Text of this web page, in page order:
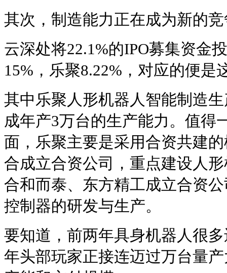
其次，制造能力正在成为新的
云深处将22.1%的IPO募集资金
15%，乐聚8.22%，对应的便是
其中乐聚人形机器人智能制造
成年产3万台的生产能力。值得
面，乐聚主要是采用合资共建
合成立合资公司，重点建设人
合和而泰、东方精工成立合资
控制器的研发与生产。
要知道，前两年具身机器人很
年头部玩家正接连迈过万台量